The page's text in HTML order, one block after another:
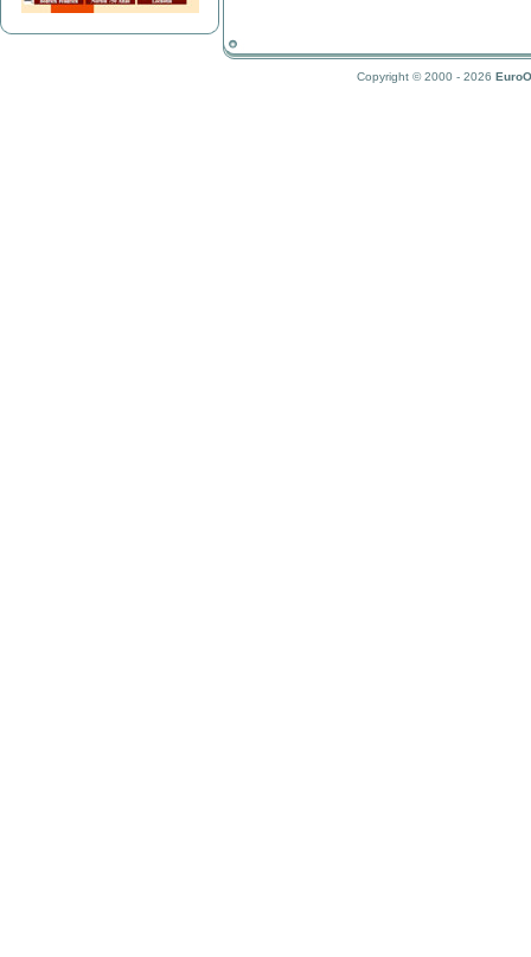
Copyright © 2000 - 2026